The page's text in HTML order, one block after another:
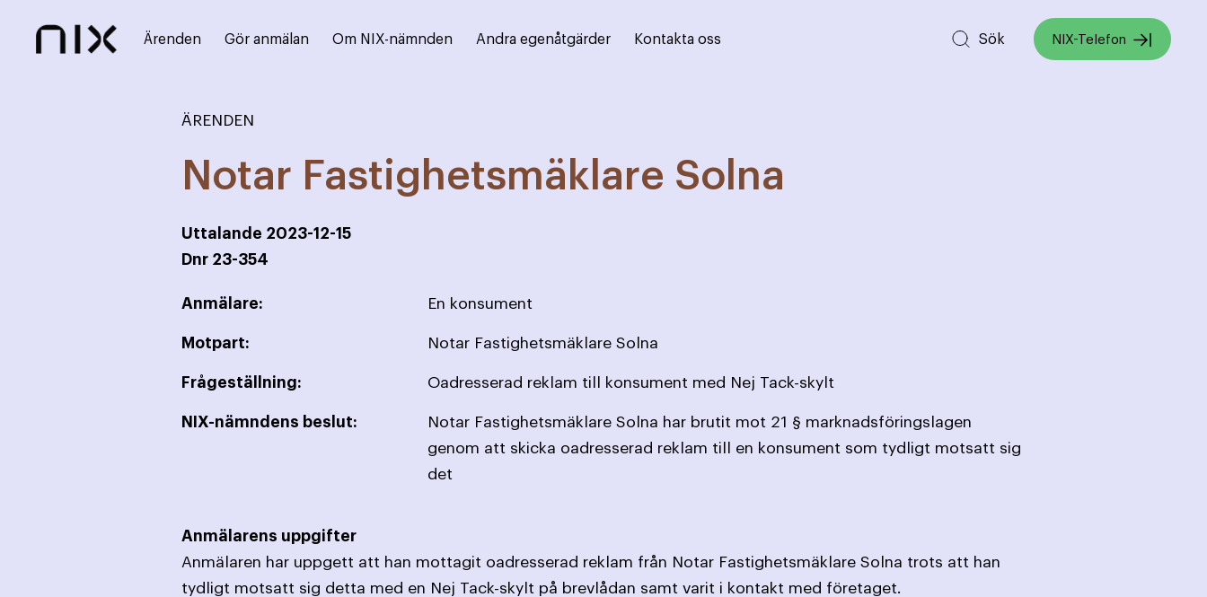
Ärenden Gör anmälan Om NIX-nämnden Andra egenåtgärder Kontakta oss Sök NIX-Telefon
ÄRENDEN
Notar Fastighetsmäklare Solna
Uttalande 2023-12-15
Dnr 23-354
Anmälare: En konsument
Motpart: Notar Fastighetsmäklare Solna
Frågeställning: Oadresserad reklam till konsument med Nej Tack-skylt
NIX-nämndens beslut:
Notar Fastighetsmäklare Solna har brutit mot 21 § marknadsföringslagen
genom att skicka oadresserad reklam till en konsument som tydligt motsatt sig
det
Anmälarens uppgifter
Anmälaren har uppgett att han mottagit oadresserad reklam från Notar Fastighetsmäklare Solna trots att han
tydligt motsatt sig detta med en Nej Tack-skylt på brevlådan samt varit i kontakt med företaget.